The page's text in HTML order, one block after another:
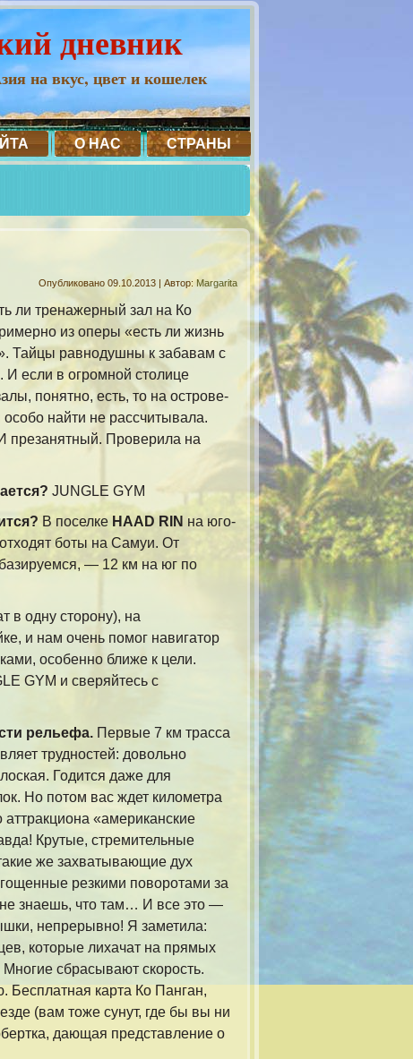
дневник
на вкус, цвет и кошелек
О НАС СТРАНЫ
Опубликовано 09.10.2013 | Автор: Margarita
ли тренажерный зал на Ко
из оперы «есть ли жизнь
Тайцы равнодушны к забавам с
И если в огромной столице
понятно, есть, то на острове-
найти не рассчитывала.
презанятный. Проверила на
JUNGLE GYM
В поселке HAAD RIN на юго-
боты на Самуи. От
— 12 км на юг по
в одну сторону), на
и нам очень помог навигатор
особенно ближе к цели.
GYM и сверяйтесь с
рельефа. Первые 7 км трасса
трудностей: довольно
Годится даже для
Но потом вас ждет километра
аттракциона «американские
Крутые, стремительные
же захватывающие дух
резкими поворотами за
не знаешь, что там… И все это —
непрерывно! Я заметила:
которые лихачат на прямых
сбрасывают скорость.
Бесплатная карта Ко Панган,
(вам тоже сунут, где бы вы ни
дающая представление о